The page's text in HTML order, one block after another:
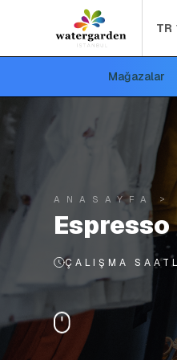
TR
Mağazalar
ANASAYFA
Espresso
ÇALIŞMA